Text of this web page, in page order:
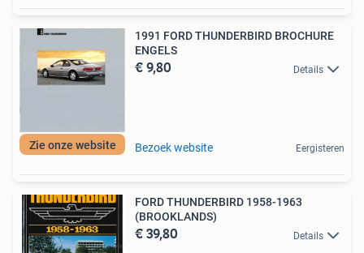
Zie onze website
1991 FORD THUNDERBIRD BROCHURE
ENGELS
€ 9,80 Details
Bezoek website Eergisteren
FORD THUNDERBIRD 1958-1963
(BROOKLANDS)
€ 39,80 Details